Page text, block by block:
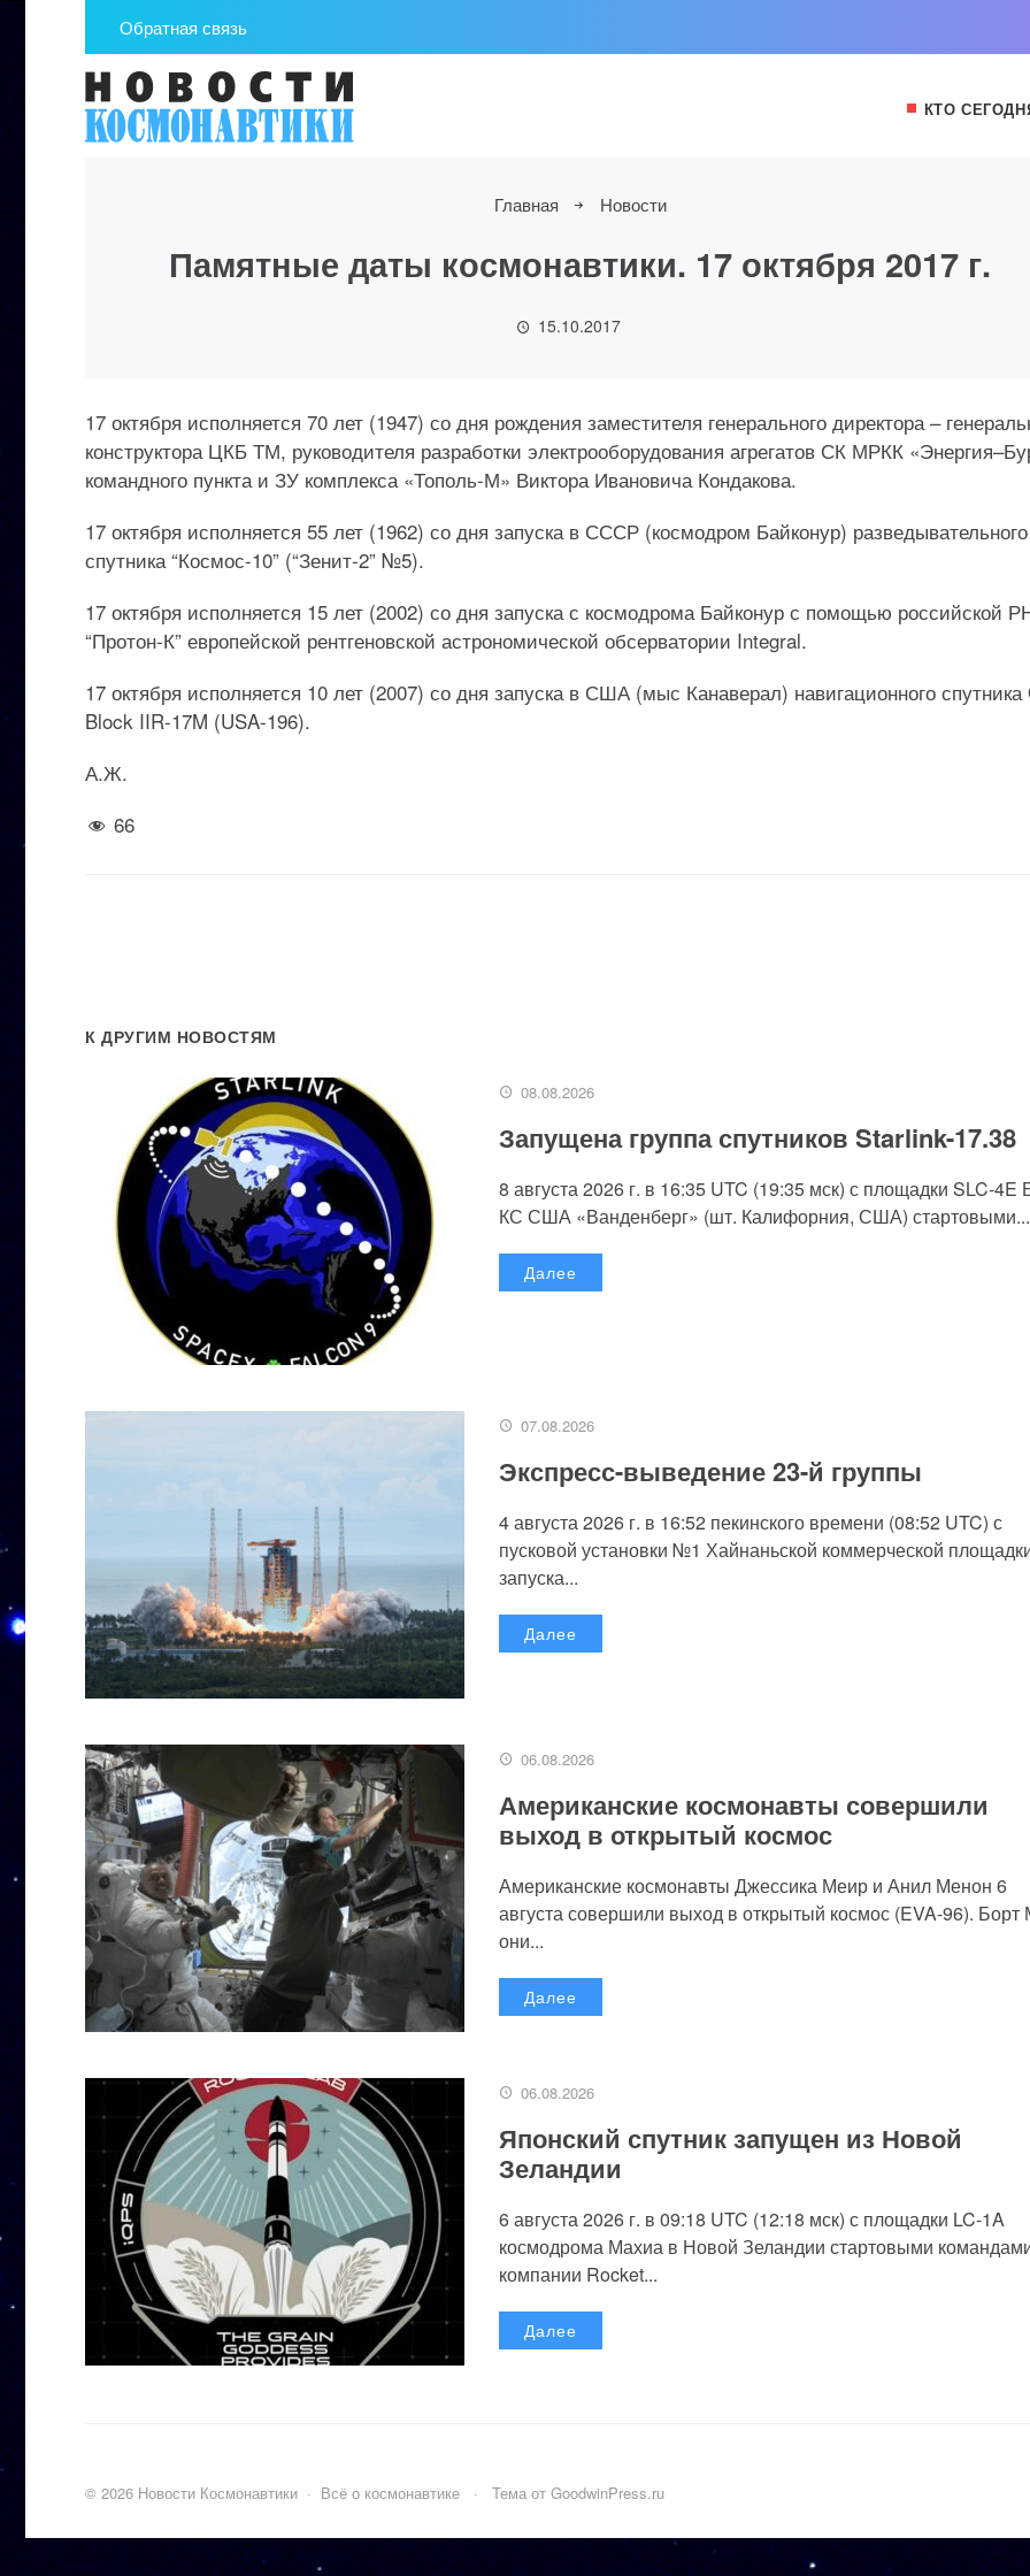
Обратная связь
КТО
Главная Новости
Памятные даты космонавтики. 17 октября 2017 г.
15.10.2017
17 октября исполняется 70 лет (1947) со дня рождения заместителя генерального директора –
конструктора ЦКБ ТМ, руководителя разработки электрооборудования агрегатов СК МРКК
командного пункта и ЗУ комплекса «Тополь-М» Виктора Ивановича Кондакова.
17 октября исполняется 55 лет (1962) со дня запуска в СССР (космодром Байконур) разведывательного
спутника “Космос-10” (“Зенит-2” №5).
17 октября исполняется 15 лет (2002) со дня запуска с космодрома Байконур с помощью российской
“Протон-К” европейской рентгеновской астрономической обсерватории Integral.
17 октября исполняется 10 лет (2007) со дня запуска в США (мыс Канаверал) навигационного спутника
Block IIR-17M (USA-196).
А.Ж.
66
К ДРУГИМ НОВОСТЯМ
08.08.2026
Запущена группа спутников Starlink-17.38
8 августа 2026 г. в 16:35 UTC (19:35 мск) с площадки SLC-4E
КС США «Ванденберг» (шт. Калифорния, США) стартовыми...
Далее
07.08.2026
Экспресс-выведение 23-й группы
4 августа 2026 г. в 16:52 пекинского времени (08:52 UTC) с
пусковой установки №1 Хайнаньской коммерческой
запуска...
Далее
06.08.2026
Американские космонавты совершили
выход в открытый космос
Американские космонавты Джессика Меир и Анил Менон 6
августа совершили выход в открытый космос (EVA-96).
они...
Далее
06.08.2026
Японский спутник запущен из Новой
Зеландии
6 августа 2026 г. в 09:18 UTC (12:18 мск) с площадки LC-1A
космодрома Махиа в Новой Зеландии стартовыми
компании Rocket...
Далее
© 2026 Новости Космонавтики · Всё о космонавтике · Тема от GoodwinPress.ru